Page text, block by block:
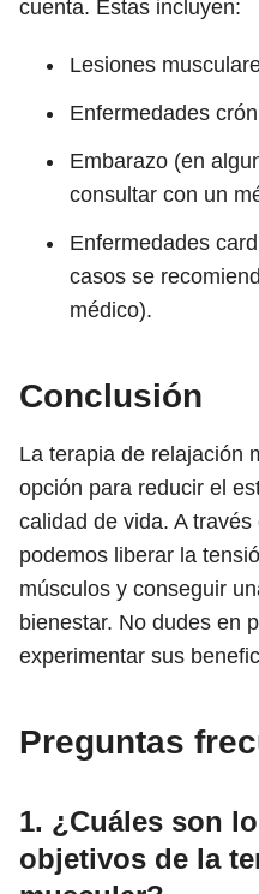
cuenta. Estas incluyen:
Lesiones
Enfermedades
Embarazo (en
consultar con un
Enfermedades
casos se
médico).
Conclusión
La terapia de relajación
opción para reducir el
calidad de vida. A
podemos liberar la
músculos y conseguir
bienestar. No dudes en
experimentar sus
Preguntas
1. ¿Cuáles son
objetivos de la